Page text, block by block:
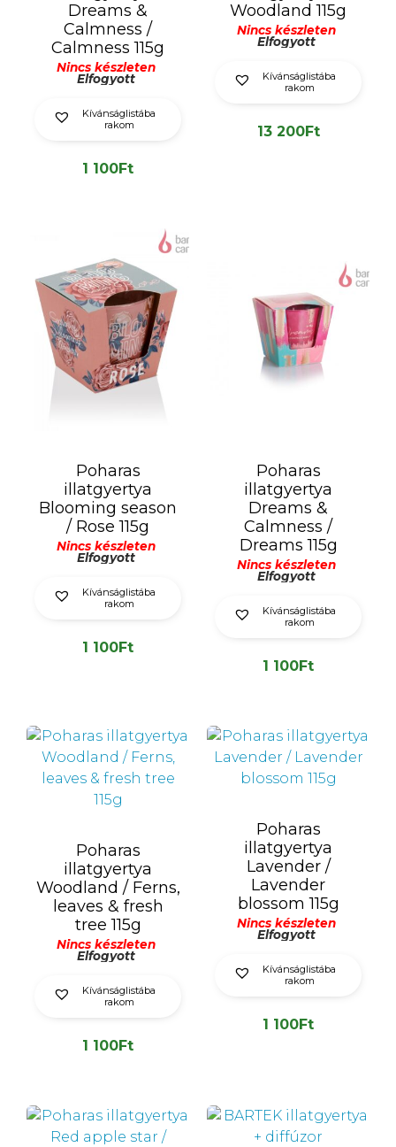
Dreams &
Calmness /
Calmness 115g
Nincs készleten
Elfogyott
Kívánságlistába
rakom
1 100Ft
Woodland 115g
Nincs készleten
Elfogyott
Kívánságlistába
rakom
13 200Ft
Poharas
illatgyertya
Blooming season
/ Rose 115g
Nincs készleten
Elfogyott
Kívánságlistába
rakom
1 100Ft
Poharas
illatgyertya
Dreams &
Calmness /
Dreams 115g
Nincs készleten
Elfogyott
Kívánságlistába
rakom
1 100Ft
Poharas
illatgyertya
Woodland / Ferns,
leaves & fresh
tree 115g
Nincs készleten
Elfogyott
Kívánságlistába
rakom
1 100Ft
Poharas
illatgyertya
Lavender /
Lavender
blossom 115g
Nincs készleten
Elfogyott
Kívánságlistába
rakom
1 100Ft